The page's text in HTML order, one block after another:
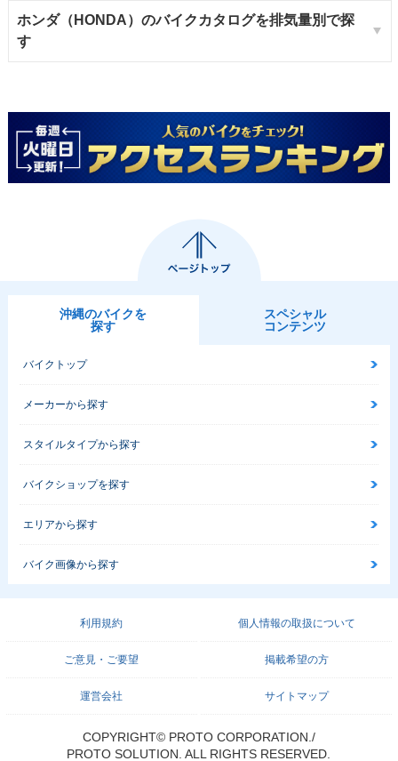
ホンダ（HONDA）のバイクカタログを排気量別で探
す
沖縄のバイクを
探す
スペシャル
コンテンツ
バイクトップ
メーカーから探す
スタイルタイプから探す
バイクショップを探す
エリアから探す
バイク画像から探す
利用規約 個人情報の取扱について
ご意見・ご要望 掲載希望の方
運営会社 サイトマップ
COPYRIGHT© PROTO CORPORATION./
PROTO SOLUTION. ALL RIGHTS RESERVED.